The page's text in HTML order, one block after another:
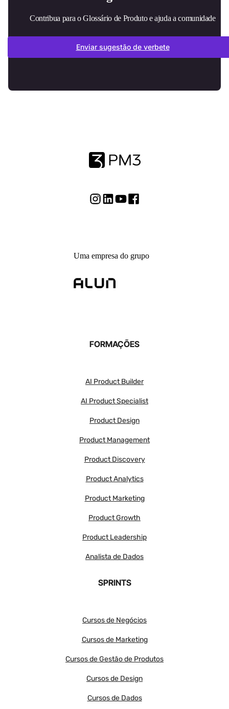
Contribua para o Glossário de Produto e ajuda a comunidade
Enviar sugestão de verbete
Uma empresa do grupo
FORMAÇÕES
AI Product Builder
AI Product Specialist
Product Design
Product Management
Product Discovery
Product Analytics
Product Marketing
Product Growth
Product Leadership
Analista de Dados
SPRINTS
Cursos de Negócios
Cursos de Marketing
Cursos de Gestão de Produtos
Cursos de Design
Cursos de Dados